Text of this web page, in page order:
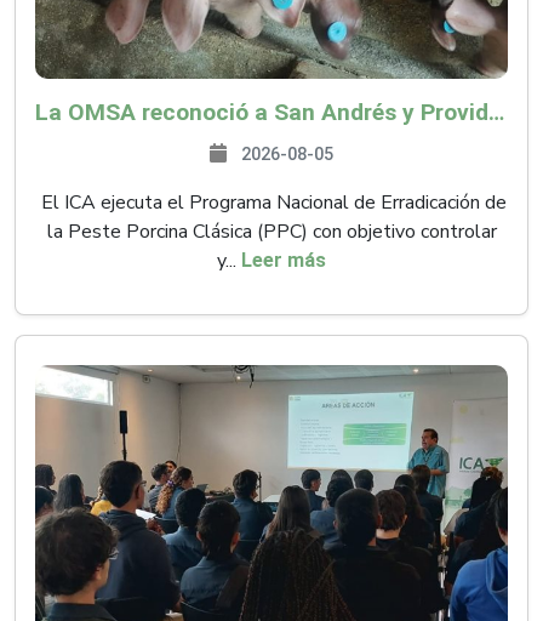
La OMSA reconoció a San Andrés y Providencia como zona libre de Peste Porcina Clásica (PPC)
2026-08-05
El ICA ejecuta el Programa Nacional de Erradicación de
la Peste Porcina Clásica (PPC) con objetivo controlar
y... Leer más